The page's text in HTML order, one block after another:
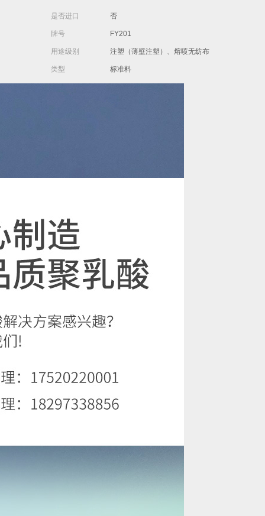
是否进口 否
牌号 FY201
用途级别 注塑（薄壁注塑）、熔喷无纺布
类型 标准料